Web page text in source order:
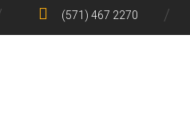
(571) 467 2270